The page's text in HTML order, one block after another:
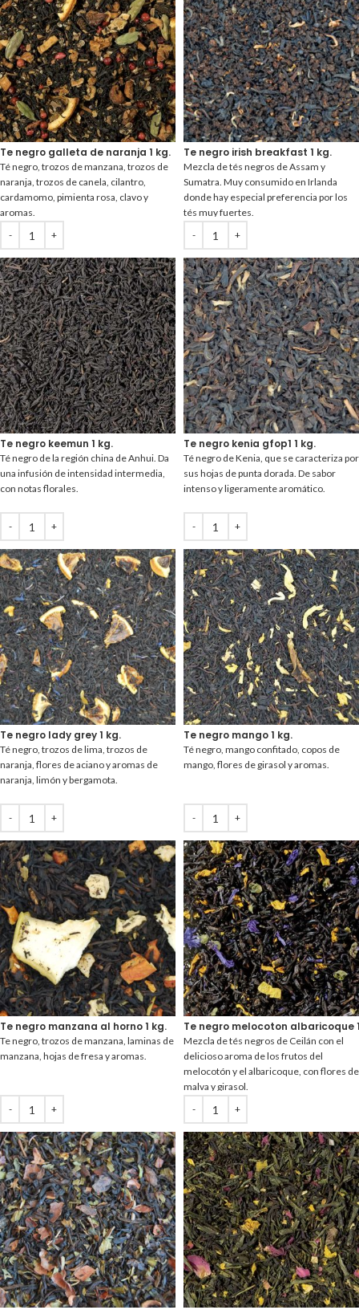
Te negro galleta de naranja 1 kg.
Té negro, trozos de manzana, trozos de
naranja, trozos de canela, cilantro,
cardamomo, pimienta rosa, clavo y
aromas.
Te negro irish breakfast 1 kg.
Mezcla de tés negros de Assam y
Sumatra. Muy consumido en Irlanda
donde hay especial preferencia por los
tés muy fuertes.
Te negro keemun 1 kg.
Té negro de la región china de Anhui. Da
una infusión de intensidad intermedia,
con notas florales.
Te negro kenia gfop1 1 kg.
Té negro de Kenia, que se caracteriza por
sus hojas de punta dorada. De sabor
intenso y ligeramente aromático.
Te negro lady grey 1 kg.
Té negro, trozos de lima, trozos de
naranja, flores de aciano y aromas de
naranja, limón y bergamota.
Te negro mango 1 kg.
Té negro, mango confitado, copos de
mango, flores de girasol y aromas.
Te negro manzana al horno 1 kg.
Te negro, trozos de manzana, laminas de
manzana, hojas de fresa y aromas.
Te negro melocoton albaricoque
Mezcla de tés negros de Ceilán con el
delicioso aroma de los frutos del
melocotón y el albaricoque, con flores de
malva y girasol.